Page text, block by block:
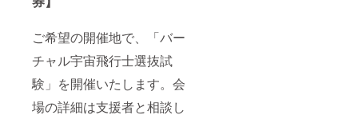
ご希望の開催地で、「バー
チャル宇宙飛行士選抜試
験」を開催いたします。会
場の詳細は支援者と相談し